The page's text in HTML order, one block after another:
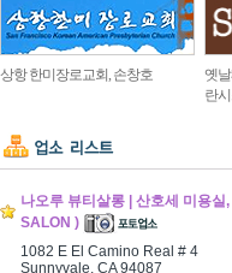
상항 한미장로교회, 손창호
옛
란
나오루 뷰티살롱 | 산호세 미용
SALON )
1082 E El Camino Real # 4
Sunnyvale, CA 94087